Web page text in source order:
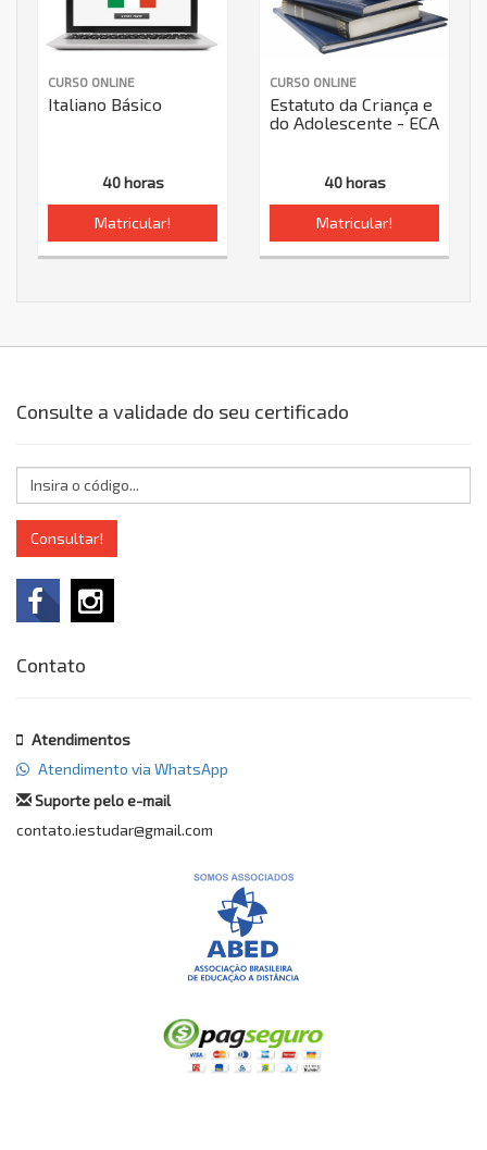
CURSO ONLINE
Italiano Básico
40 horas
Matricular!
CURSO ONLINE
Estatuto da Criança e
do Adolescente - ECA
40 horas
Matricular!
Consulte a validade do seu certificado
Consultar!
Contato
Atendimentos
Atendimento via WhatsApp
Suporte pelo e-mail
contato.iestudar@gmail.com